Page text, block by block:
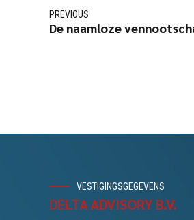
PREVIOUS
De naamloze
VESTIGINGSGEGEVENS
DELTA ADVISORY B.V.